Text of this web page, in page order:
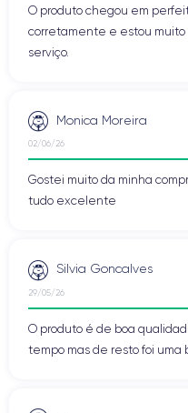
O produto chegou em
corretamente e estou muito
serviço.
Monica Moreira
02/06/26
Gostei muito da minha
tudo excelente
Silvia Goncalves
29/05/26
O produto é de boa
tempo mas de resto foi uma